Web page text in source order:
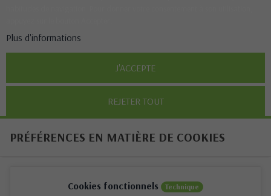
Plus d'informations
REJETER TOUT
J'ACCEPTE
PRÉFÉRENCES EN MATIÈRE DE COOKIES
Cookies fonctionnels Technique